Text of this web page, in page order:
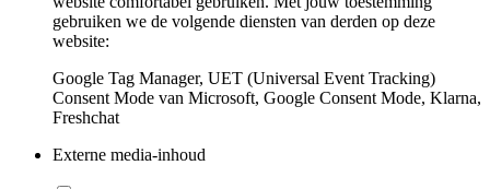
gebruiken we de volgende diensten van derden op deze
website:
Google Tag Manager, UET (Universal Event Tracking)
Consent Mode van Microsoft, Google Consent Mode, Klarna,
Freshchat
Externe media-inhoud